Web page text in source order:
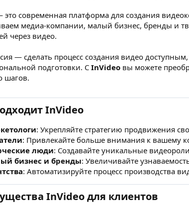
это современная платформа для создания
медиа-компании, малый бизнес, бренды и
через видео.
— сделать процесс создания видео
подготовки. С InVideo вы можете
шагов.
InVideo
: Укрепляйте стратегию продвижения
: Привлекайте больше внимания к вашему
люди: Создавайте уникальные
бизнес и бренды: Увеличивайте
: Автоматизируйте процесс производства
InVideo для клиентов